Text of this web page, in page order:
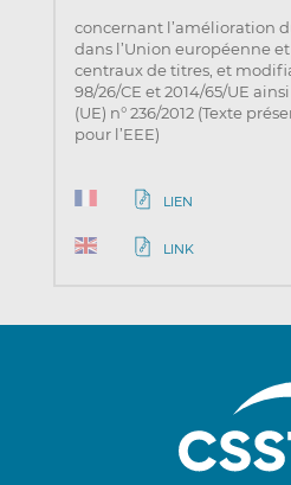
concernant l’amélioration
dans l’Union européenne
centraux de titres, et
98/26/CE et 2014/65/UE
(UE) n° 236/2012 (Texte
pour l’EEE)
LIEN
LINK